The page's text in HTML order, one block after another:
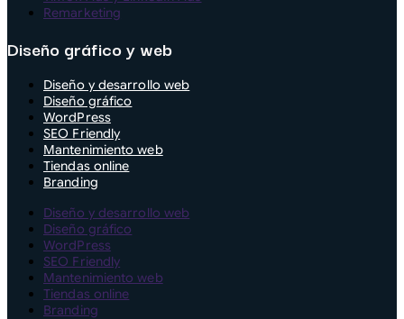
Remarketing
Diseño gráfico y web
Diseño y desarrollo web
Diseño gráfico
WordPress
SEO Friendly
Mantenimiento web
Tiendas online
Branding
Diseño y desarrollo web
Diseño gráfico
WordPress
SEO Friendly
Mantenimiento web
Tiendas online
Branding